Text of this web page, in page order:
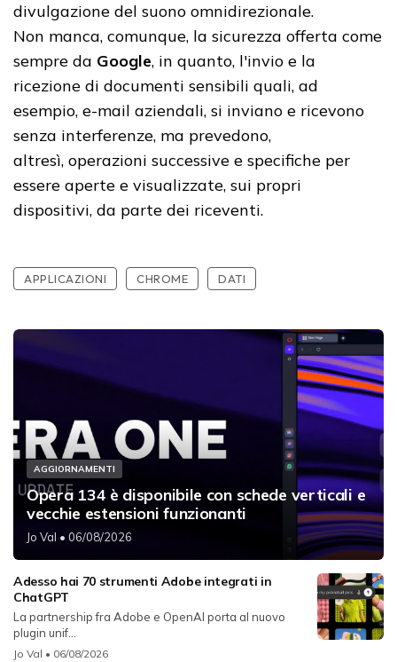
divulgazione del suono omnidirezionale.
Non manca, comunque, la sicurezza offerta come
sempre da Google, in quanto, l'invio e la
ricezione di documenti sensibili quali, ad
esempio, e-mail aziendali, si inviano e ricevono
senza interferenze, ma prevedono,
altresì, operazioni successive e specifiche per
essere aperte e visualizzate, sui propri
dispositivi, da parte dei riceventi.
APPLICAZIONI CHROME DATI
AGGIORNAMENTI
Opera 134 è disponibile con schede verticali e
vecchie estensioni funzionanti
Jo Val • 06/08/2026
Adesso hai 70 strumenti Adobe integrati in
ChatGPT
La partnership fra Adobe e OpenAI porta al nuovo
plugin unif...
Jo Val • 06/08/2026